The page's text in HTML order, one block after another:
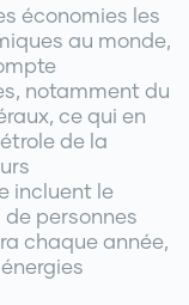
économies les
au monde,
notamment du
ce qui en
de la
incluent le
personnes
chaque année,